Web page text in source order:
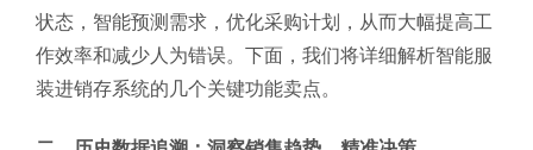
状态，智能预测需求，优化采购计划，从而大幅提高工
作效率和减少人为错误。下面，我们将详细解析智能服
装进销存系统的几个关键功能卖点。